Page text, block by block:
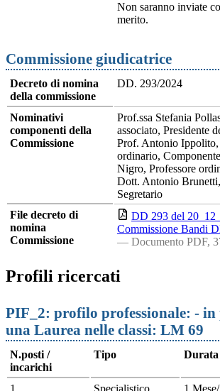
Non saranno inviate
merito.
Commissione giudicatrice
Decreto di nomina
della commissione
DD. 293/2024
Nominativi
componenti della
Commissione
Prof.ssa Stefania
associato, Presidente
Prof. Antonio Ippolito,
ordinario,
Nigro, Professore
Dott. Antonio
Segretario
File decreto di
nomina
Commissione
DD 293 del
Commissione Bandi
— Documento PDF,
Profili ricercati
PIF_2: profilo professionale: - in
una Laurea nelle classi: LM 69
N.posti /
incarichi
Tipo Durata
1 Specialistico 1